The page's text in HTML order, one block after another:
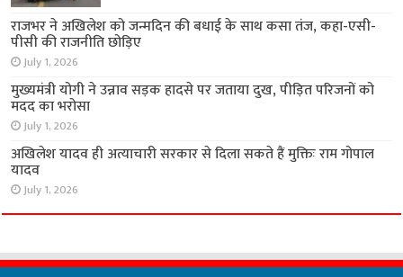
राजभर ने अखिलेश को जन्मदिन की बधाई के साथ कसा तंज, कहा-एसी-
पीसी की राजनीति छोड़िए
July 1, 2026
मुख्यमंत्री योगी ने उन्नाव सड़क हादसे पर जताया दुख, पीड़ित परिजनों को
मदद का भरोसा
July 1, 2026
अखिलेश यादव ही अत्याचारी सरकार से दिला सकते हैं मुक्तिः राम गोपाल
यादव
July 1, 2026